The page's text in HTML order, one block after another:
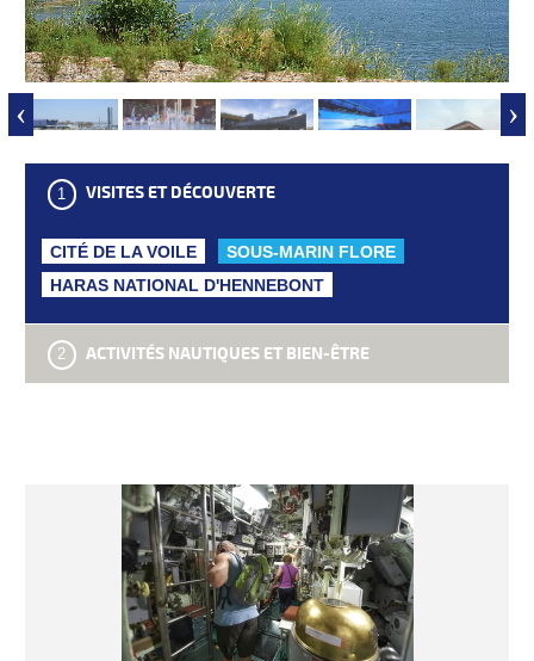
‹ ›
VISITES ET DÉCOUVERTE
CITÉ DE LA VOILE
SOUS-MARIN FLORE
HARAS NATIONAL D'HENNEBONT
ACTIVITÉS NAUTIQUES ET BIEN-ÊTRE